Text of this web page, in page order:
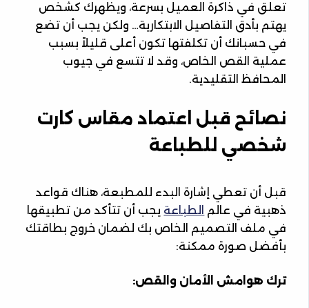
تعلق في ذاكرة العميل بسرعة، ويظهرك كشخص
يهتم بأدق التفاصيل الابتكارية… ولكن يجب أن تضع
في حسبانك أن تكلفتها تكون أعلى قليلاً بسبب
عملية القص الخاص، وقد لا تتسع في جيوب
المحافظ التقليدية.
نصائح قبل اعتماد مقاس كارت
شخصي للطباعة
قبل أن تعطي إشارة البدء للمطبعة، هناك قواعد
ذهبية في عالم الطباعة يجب أن تتأكد من تطبيقها
في ملف التصميم الخاص بك لضمان خروج بطاقتك
بأفضل صورة ممكنة:
ترك هوامش الأمان والقص: